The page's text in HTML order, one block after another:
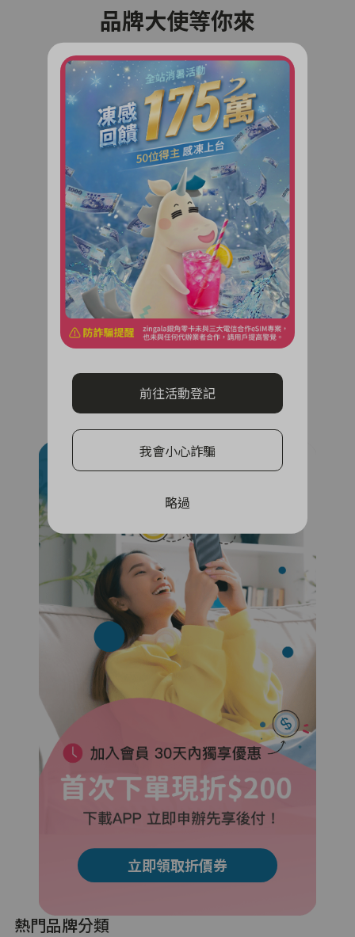
品牌大使等你來
共創銀角零卡品牌新天地！
超多福利享不完
了解更多
相揪好友拿獎金
邀請好友加入銀角零卡！
完成任務賺獎金
立即領取折價券
熱門品牌分類
略過
前往活動登記
我會小心詐騙